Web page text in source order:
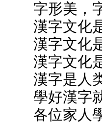
字形美，字
漢字文化
漢字文化
漢字文化
漢字是人
學好漢字
各位家人學